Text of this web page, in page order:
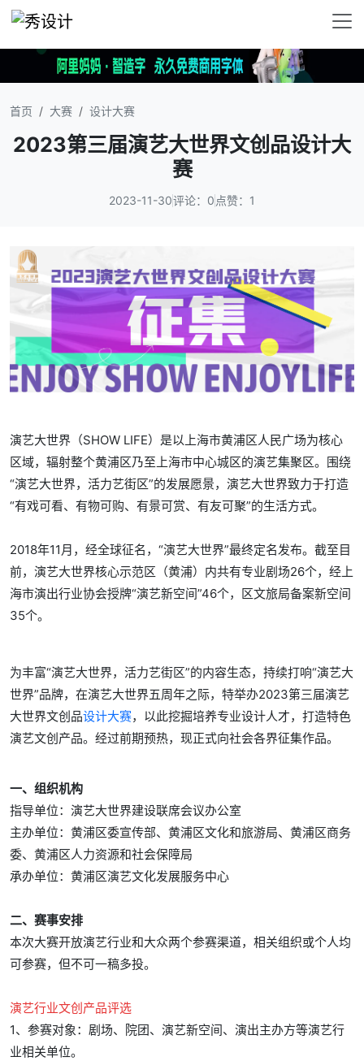
首页 大赛 设计大赛
2023第三届演艺大世界文创品设计大
赛
2023-11-30评论：0 点赞：1
演艺大世界（SHOW LIFE）是以上海市黄浦区人民广场为核心
区域，辐射整个黄浦区乃至上海市中心城区的演艺集聚区。围绕
“演艺大世界，活力艺街区”的发展愿景，演艺大世界致力于打造
“有戏可看、有物可购、有景可赏、有友可聚”的生活方式。
2018年11月，经全球征名，“演艺大世界”最终定名发布。截至目
前，演艺大世界核心示范区（黄浦）内共有专业剧场26个，经上
海市演出行业协会授牌“演艺新空间”46个，区文旅局备案新空间
35个。
为丰富“演艺大世界，活力艺街区”的内容生态，持续打响“演艺大
世界”品牌，在演艺大世界五周年之际，特举办2023第三届演艺
大世界文创品设计大赛，以此挖掘培养专业设计人才，打造特色
演艺文创产品。经过前期预热，现正式向社会各界征集作品。
一、组织机构
指导单位：演艺大世界建设联席会议办公室
主办单位：黄浦区委宣传部、黄浦区文化和旅游局、黄浦区商务
委、黄浦区人力资源和社会保障局
承办单位：黄浦区演艺文化发展服务中心
二、赛事安排
本次大赛开放演艺行业和大众两个参赛渠道，相关组织或个人均
可参赛，但不可一稿多投。
演艺行业文创产品评选
1、参赛对象：剧场、院团、演艺新空间、演出主办方等演艺行
业相关单位。